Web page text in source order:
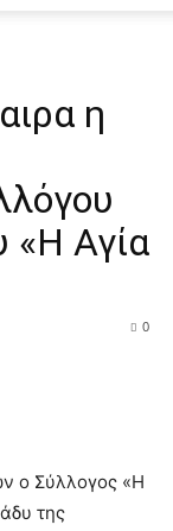
η
«Η Αγία
0
ο Σύλλογος «Η
της